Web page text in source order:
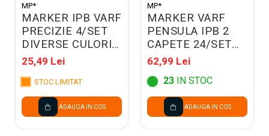
MP*
MARKER IPB VARF
PRECIZIE 4/SET
DIVERSE CULORI
PP928-01
25,49 Lei
STOC LIMITAT
ADAUGA IN COS
MP*
MARKER VARF
PENSULA IPB 2
CAPETE 24/SET
PP917-24
62,99 Lei
23 IN STOC
ADAUGA IN COS